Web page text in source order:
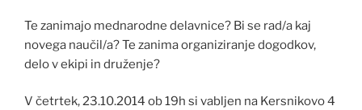
Te zanimajo mednarodne delavnice? Bi se rad/a kaj
novega naučil/a? Te zanima organiziranje dogodkov,
delo v ekipi in druženje?
V četrtek, 23.10.2014 ob 19h si vabljen na Kersnikovo 4